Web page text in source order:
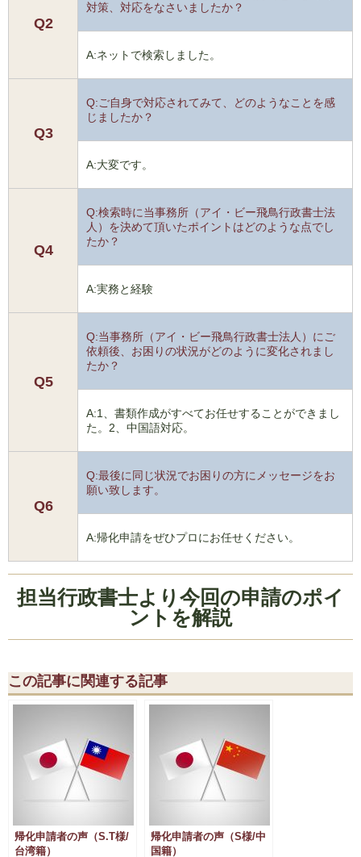
Q2
対策、対応をなさいましたか？
A:ネットで検索しました。
Q3
Q:ご自身で対応されてみて、どのようなことを感
じましたか？
A:大変です。
Q4
Q:検索時に当事務所（アイ・ビー飛鳥行政書士法
人）を決めて頂いたポイントはどのような点でし
たか？
A:実務と経験
Q5
Q:当事務所（アイ・ビー飛鳥行政書士法人）にご
依頼後、お困りの状況がどのように変化されまし
たか？
A:1、書類作成がすべてお任せすることができまし
た。2、中国語対応。
Q6
Q:最後に同じ状況でお困りの方にメッセージをお
願い致します。
A:帰化申請をぜひプロにお任せください。
担当行政書士より今回の申請のポイ
ントを解説
この記事に関連する記事
帰化申請者の声（S.T様/
台湾籍）
帰化申請者の声（S様/中
国籍）